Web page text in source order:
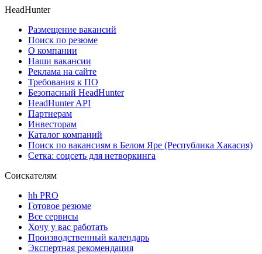
HeadHunter
Размещение вакансий
Поиск по резюме
О компании
Наши вакансии
Реклама на сайте
Требования к ПО
Безопасный HeadHunter
HeadHunter API
Партнерам
Инвесторам
Каталог компаний
Поиск по вакансиям в Белом Яре (Республика Хакасия)
Сетка: соцсеть для нетворкинга
Соискателям
hh PRO
Готовое резюме
Все сервисы
Хочу у вас работать
Производственный календарь
Экспертная рекомендация